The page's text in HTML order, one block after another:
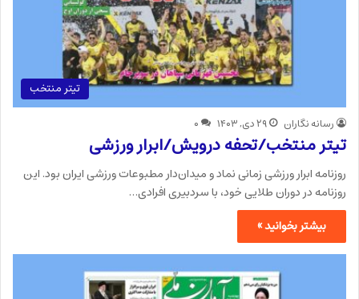
تیتر منتخب
رسانه نگاران ۲۹ دی, ۱۴۰۳ ۰
تیتر منتخب/تحفه درویش/ابرار ورزشی
روزنامه ابرار ورزشی زمانی نماد و میدان‌دار مطبوعات ورزشی ایران بود. این
روزنامه در دوران طلایی خود، با سردبیری افرادی…
بیشتر بخوانید »